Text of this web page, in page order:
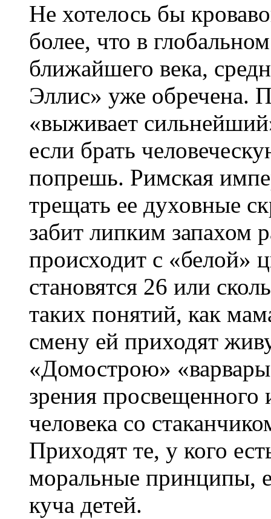
Не хотелось бы
более, что в
ближайшего века,
Эллис» уже обречена.
«выживает
если брать
попрешь. Римская
трещать ее духовные
забит липким запахом
происходит с «белой»
становятся 26 или
таких понятий, как
смену ей приходят
«Домострою»
зрения просвещенного
человека со
Приходят те, у кого
моральные принципы,
куча детей.